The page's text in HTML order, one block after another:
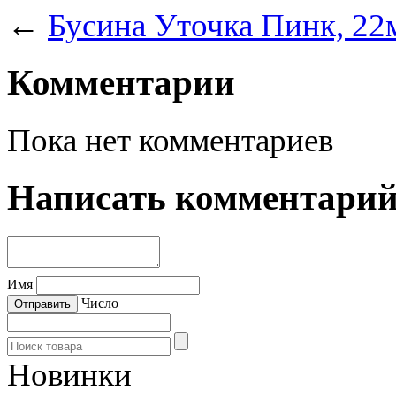
← Бусина Уточка Пинк,
Комментарии
Пока нет комментариев
Написать
Имя
Число
Новинки